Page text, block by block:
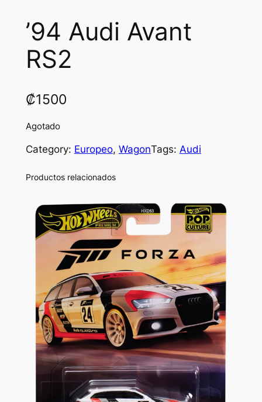
’94 Audi Avant
RS2
₡1500
Agotado
Category: Europeo, WagonTags: Audi
Productos relacionados